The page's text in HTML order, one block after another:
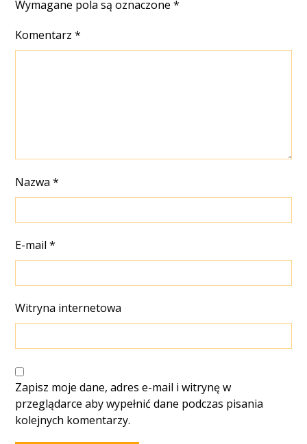
Wymagane pola są oznaczone*
Komentarz*
Nazwa*
E-mail*
Witryna internetowa
Zapisz moje dane, adres e-mail i witrynę w
przeglądarce aby wypełnić dane podczas pisania
kolejnych komentarzy.